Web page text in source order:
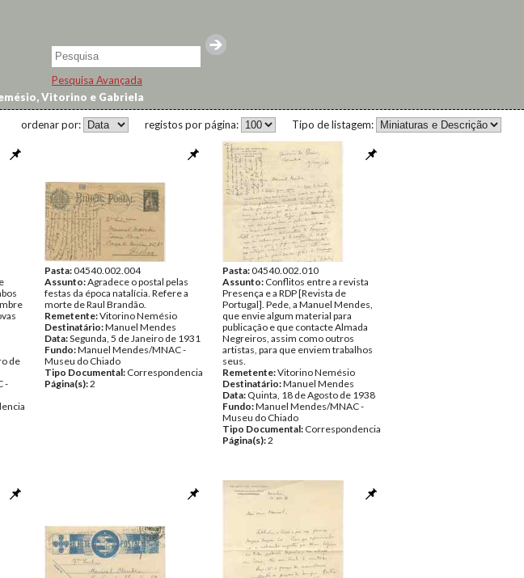
Pesquisa Avançada
Vitorino e Gabriela
Tipo de listagem:
registos por página:
ordenar por:
de
-
Pasta:04540.002.004
Assunto:Agradece o postal pelas
festas da época natalícia. Refere a
morte de Raul Brandão.
Remetente:Vitorino Nemésio
Destinatário:Manuel Mendes
Data:Segunda, 5 de Janeiro de 1931
Fundo:Manuel Mendes/MNAC -
Museu do Chiado
Tipo Documental: Correspondencia
Página(s):2
Pasta:04540.002.010
Assunto: Conflitos entre a revista
Presença e a RDP [Revista de
Portugal]. Pede, a Manuel Mendes,
que envie algum material para
publicação e que contacte Almada
Negreiros, assim como outros
artistas, para que enviem trabalhos
seus.
Remetente:Vitorino Nemésio
Destinatário:Manuel Mendes
Data: Quinta, 18 de Agosto de 1938
Fundo:Manuel Mendes/MNAC -
Museu do Chiado
Tipo Documental: Correspondencia
Página(s):2